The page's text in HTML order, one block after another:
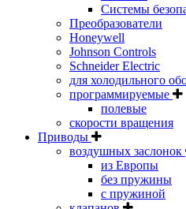
Системы
Преобразователи
Honeywell
Johnson Controls
Schneider Electric
для холодильного
программируемые
полевые
скорости вращения
Приводы
воздушных заслонок
из Европы
без пружины
с пружиной